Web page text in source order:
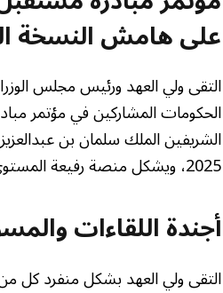
على هامش النسخة
التقى ولي العهد ورئيس مجلس
الحكومات المشاركين في مؤتمر
2025، ويشكل منصة رفيعة المستوى لبحث فرص الاستثمار والتعاون الاقتصادي.
أجندة اللقاءات
التقى ولي العهد بشكل منفرد كل من